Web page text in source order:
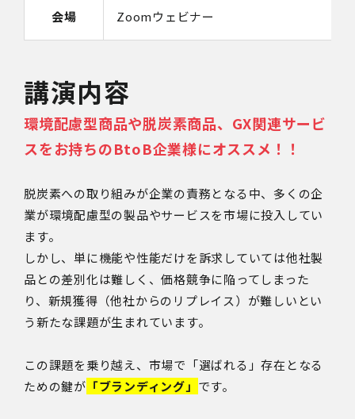
会場 Zoomウェビナー
講演内容
環境配慮型商品や脱炭素商品、GX関連サービ
スをお持ちのBtoB企業様にオススメ！！
脱炭素への取り組みが企業の責務となる中、多くの企
業が環境配慮型の製品やサービスを市場に投入してい
ます。
しかし、単に機能や性能だけを訴求していては他社製
品との差別化は難しく、価格競争に陥ってしまった
り、新規獲得（他社からのリプレイス）が難しいとい
う新たな課題が生まれています。
この課題を乗り越え、市場で「選ばれる」存在となる
ための鍵が 「ブランディング」 です。